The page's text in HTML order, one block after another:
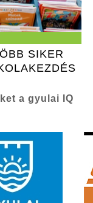
SIKER
a gyulai IQ